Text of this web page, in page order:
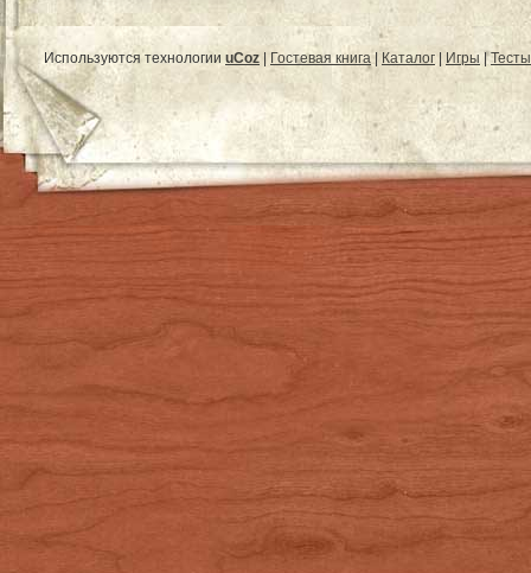
Используются технологии uCoz | Гостевая книга | Каталог | Игры |Тесты